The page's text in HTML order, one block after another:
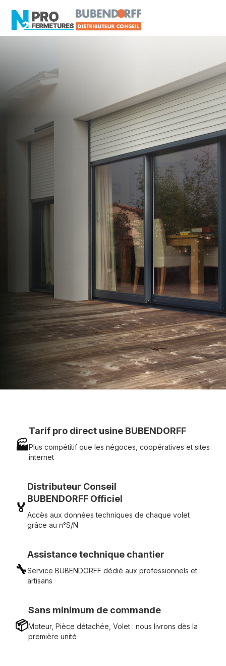
Tarif Pro & Assistance
BUBENDORFF
Saint-Père-en-Retz
Artisan, Menuisier, TPE ou PME proche de Saint-
Père-en-Retz ?
N2PRO Fermetures est votre référent Tarif Pro &
Assistance BUBENDORFF officiel pour vous
apporter : Tarifs directs usines sans minimum
d'achat - Assistance technique chantier et
service réactif avec simplicité.
07 83 35 69 17
MON DEVIS MOTEUR
Voir tous nos produits
🏭
Tarif pro direct usine BUBENDORFF
Plus compétitif que les négoces, coopératives et sites
internet
🏅
Distributeur Conseil
BUBENDORFF Officiel
Accès aux données techniques de chaque volet
grâce au n°S/N
🔧
Assistance technique chantier
Service BUBENDORFF dédié aux professionnels et
artisans
📦
Sans minimum de commande
Moteur, Pièce détachée, Volet : nous livrons dès la
première unité